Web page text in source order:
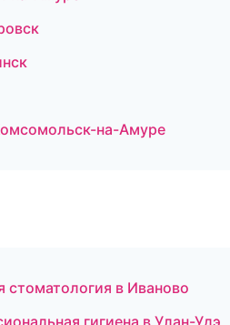
на-Амуре
в Иваново
гигиена в Улан-Удэ